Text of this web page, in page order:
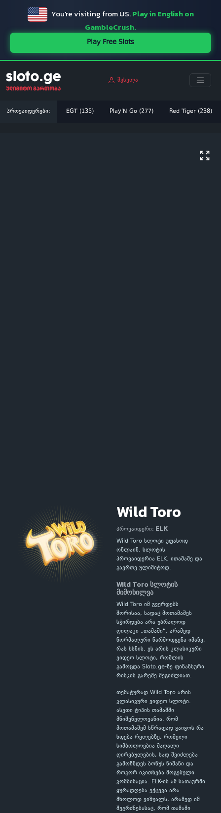
You're visiting from US.Play in English on
GambleCrush.
Play Free Slots
შესვლა
პროვაიდერები: EGT (135) Play'N Go (277) Red Tiger (238)
Wild Toro
პროვაიდერი: ELK
Wild Toro სლოტი უფასოდ
ონლაინ. სლოტის
პროვაიდერია ELK. ითამაშე და
გაერთე ულიმიტოდ.
Wild Toro სლოტის
მიმოხილვა
Wild Toro იმ გვერდებს
შორისაა, სადაც მოთამაშეს
სჭირდება არა უბრალოდ
ღილაკი „თამაში“, არამედ
ნორმალური წარმოდგენა იმაზე,
რას ხსნის. ეს არის კლასიკური
ვიდეო სლოტი, რომლის
გამოცდა Sloto.ge-ზე ფინანსური
რისკის გარეშე შეგიძლიათ.
თემატურად Wild Toro არის
კლასიკური ვიდეო სლოტი.
ასეთი ტიპის თამაშში
მნიშვნელოვანია, რომ
მოთამაშემ სწრაფად გაიგოს რა
ხდება რელებზე, რომელი
სიმბოლოებია მაღალი
ღირებულების, სად შეიძლება
გამოჩნდეს ბონუს ნიშანი და
როგორ იკითხება მოგებული
კომბინაცია. ELK-ის ამ სათაურში
ყურადღება ექცევა არა
მხოლოდ ვიზუალს, არამედ იმ
შეგრძნებასაც, რომ თამაში